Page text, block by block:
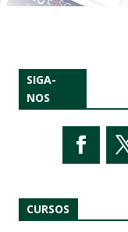
SIGA-
NOS
CURSOS